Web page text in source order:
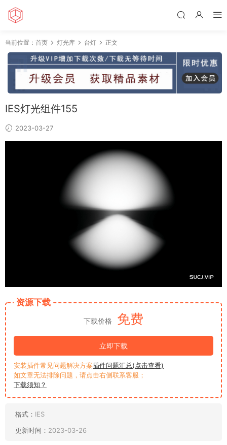
当前位置： 首页 灯光库 台灯 正文
IES灯光组件155
2023-03-27
资源下载
下载价格 免费
立即下载
安装插件常见问题解决方案插件问题汇总(点击查看)
如文章无法排除问题，请点击右侧联系客服；
下载须知？
格式： IES
更新时间： 2023-03-26